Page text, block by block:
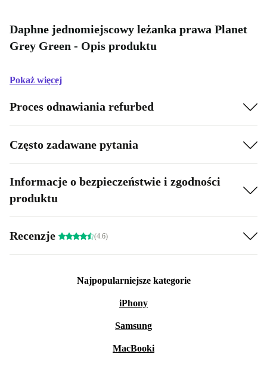
Daphne jednomiejscowy leżanka prawa Planet
Grey Green - Opis produktu
Pokaż więcej
Proces odnawiania refurbed
Często zadawane pytania
Informacje o bezpieczeństwie i zgodności
produktu
Recenzje (4.6)
Najpopularniejsze kategorie
iPhony
Samsung
MacBooki